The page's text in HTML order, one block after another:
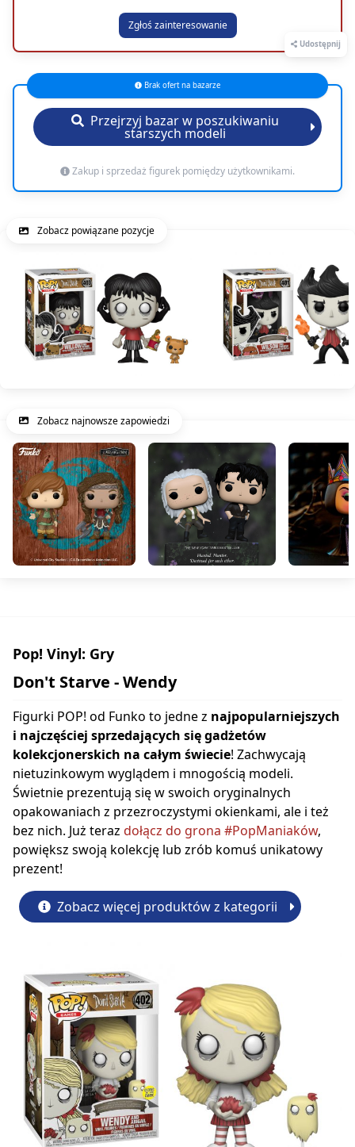
Udostępnij
Zgłoś zainteresowanie
Brak ofert na bazarze
Przejrzyj bazar w poszukiwaniu
starszych modeli
Zakup i sprzedaż figurek pomiędzy użytkownikami.
Zobacz powiązane pozycje
Zobacz najnowsze zapowiedzi
Pop! Vinyl: Gry
Don't Starve - Wendy
Figurki POP! od Funko to jedne z najpopularniejszych
i najczęściej sprzedających się gadżetów
kolekcjonerskich na całym świecie! Zachwycają
nietuzinkowym wyglądem i mnogością modeli.
Świetnie prezentują się w swoich oryginalnych
opakowaniach z przezroczystymi okienkami, ale i też
bez nich. Już teraz dołącz do grona #PopManiaków,
powiększ swoją kolekcję lub zrób komuś unikatowy
prezent!
Zobacz więcej produktów z kategorii